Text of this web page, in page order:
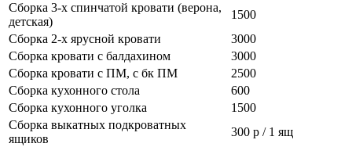
Сборка 3-х спинчатой кровати (верона,
детская)
1500
Сборка 2-х ярусной кровати
3000
Сборка кровати с балдахином
3000
Сборка кровати с ПМ, с бк ПМ
2500
Сборка кухонного стола
600
Сборка кухонного уголка
1500
Сборка выкатных подкроватных
ящиков
300 р / 1 ящ